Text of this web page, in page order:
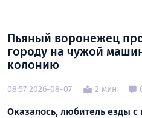
Пьяный воронежец
городу на чужой
колонию
08:57 2026-08-07 2 мин
Оказалось, любитель езды